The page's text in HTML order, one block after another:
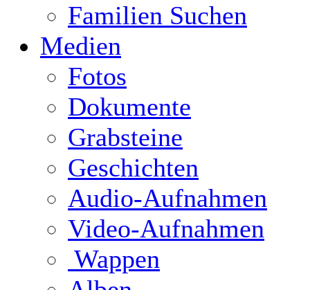
Familien Suchen
Medien
Fotos
Dokumente
Grabsteine
Geschichten
Audio-Aufnahmen
Video-Aufnahmen
Wappen